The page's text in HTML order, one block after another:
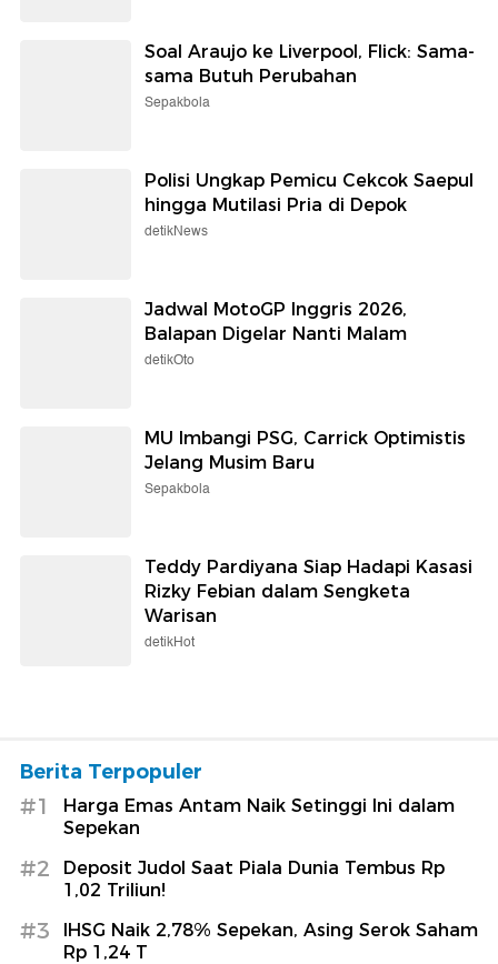
Soal Araujo ke Liverpool, Flick: Sama-
sama Butuh Perubahan
Sepakbola
Polisi Ungkap Pemicu Cekcok Saepul
hingga Mutilasi Pria di Depok
detikNews
Jadwal MotoGP Inggris 2026,
Balapan Digelar Nanti Malam
detikOto
MU Imbangi PSG, Carrick Optimistis
Jelang Musim Baru
Sepakbola
Teddy Pardiyana Siap Hadapi Kasasi
Rizky Febian dalam Sengketa
Warisan
detikHot
Berita Terpopuler
#1
Harga Emas Antam Naik Setinggi Ini dalam
Sepekan
#2
Deposit Judol Saat Piala Dunia Tembus Rp
1,02 Triliun!
#3
IHSG Naik 2,78% Sepekan, Asing Serok Saham
Rp 1,24 T